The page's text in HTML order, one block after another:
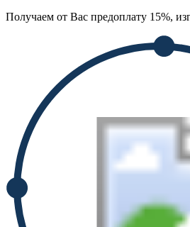
Получаем от Вас предоплату 15%,